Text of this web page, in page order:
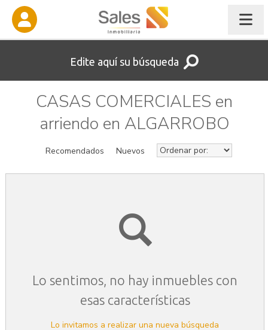
Edite aquí su búsqueda
CASAS COMERCIALES en
arriendo en ALGARROBO
Recomendados Nuevos
Lo sentimos, no hay inmuebles con
esas características
Lo invitamos a realizar una nueva búsqueda